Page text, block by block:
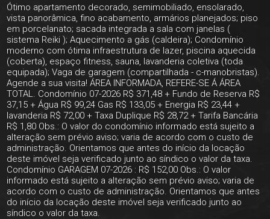
Ótimo apartamento decorado, semimobiliado, ensolarado,
vista panorâmica, fino acabamento, armários planejados; piso
em porcelanato; sacada integrada a sala com janelas (
sistema Reiki ); Aquecimento a gás (caldeira); Condomínio
moderno com ótima infraestrutura de lazer, piscina aquecida
(coberta), espaço fitness, sauna, lavanderia coletiva (toda
equipada); Vaga de garagem (compartilhada - c-manobristas).
Agende a sua visita! ÁREA INFORMADA, REFERE-SE Á ÁREA
TOTAL. Condomínio 07-2026 R$ 371,48 + Fundo de Reserva R$
37,15 + Água R$ 99,24 Gas R$ 133,05 + Energia R$ 23,44 +
lavanderia R$ 72,00 + Taxa Duplique R$ 28,72 + Tarifa Bancária
R$ 1,80 Obs.: O valor do condomínio informado está sujeito a
alteração sem prévio aviso; varia de acordo com o custo de
administração. Orientamos que antes do início da locação
deste imóvel seja verificado junto ao síndico o valor da taxa.
Condomínio GARAGEM 07-2026 : R$ 152,00 Obs.: O valor
informado está sujeito a alteração sem prévio aviso; varia de
acordo com o custo de administração. Orientamos que antes
do início da locação deste imóvel seja verificado junto ao
síndico o valor da taxa.